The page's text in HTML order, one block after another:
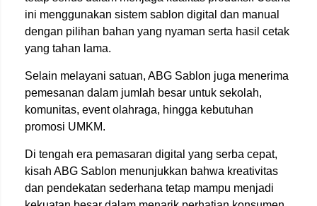
ini menggunakan sistem sablon digital dan manual
dengan pilihan bahan yang nyaman serta hasil cetak
yang tahan lama.
Selain melayani satuan, ABG Sablon juga menerima
pemesanan dalam jumlah besar untuk sekolah,
komunitas, event olahraga, hingga kebutuhan
promosi UMKM.
Di tengah era pemasaran digital yang serba cepat,
kisah ABG Sablon menunjukkan bahwa kreativitas
dan pendekatan sederhana tetap mampu menjadi